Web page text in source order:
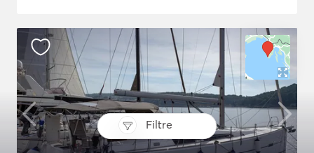
Filtre